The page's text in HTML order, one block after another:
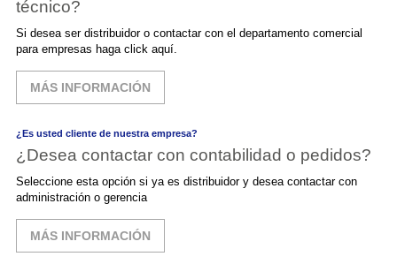
técnico?
Si desea ser distribuidor o contactar con el departamento comercial
para empresas haga click aquí.
MÁS INFORMACIÓN
¿Es usted cliente de nuestra empresa?
¿Desea contactar con contabilidad o pedidos?
Seleccione esta opción si ya es distribuidor y desea contactar con
administración o gerencia
MÁS INFORMACIÓN